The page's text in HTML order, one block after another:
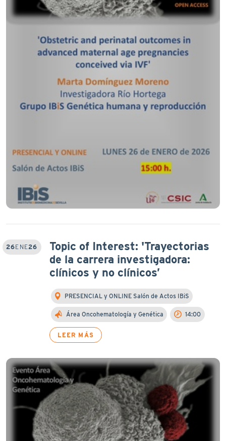
26ENE26
Topic of Interest: 'Trayectorias
de la carrera investigadora:
clínicos y no clínicos’
PRESENCIAL y ONLINE Salón de Actos IBiS
Área Oncohematología y Genética 14:00
LEER MÁS